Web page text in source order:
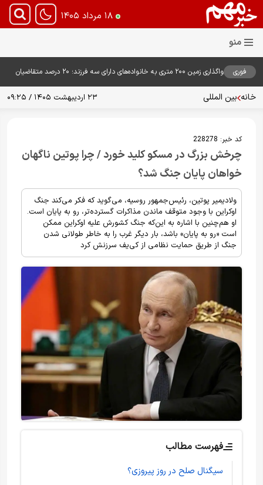
۱۸ مرداد ۱۴۰۵
فوری
واگذاری زمین ۲۰۰ متری به خانواده‌های دارای سه فرزند؛ ۲۰ درصد متقاضیان
خانه بین المللی ۲۳ اردیبهشت ۱۴۰۵ / ۰۹:۲۵
کد خبر: 228278
چرخش بزرگ در مسکو کلید خورد / چرا پوتین ناگهان
خواهان پایان جنگ شد؟
ولادیمیر پوتین، رئیس‌جمهور روسیه، می‌گوید که فکر می‌کند جنگ
اوکراین با وجود متوقف ماندن مذاکرات گسترده‌تر، رو به پایان است.
او هم‌چنین با اشاره به این‌که جنگ کشورش علیه اوکراین ممکن
است «رو به پایان» باشد، بار دیگر غرب را به خاطر طولانی شدن
جنگ از طریق حمایت نظامی از کی‌یف سرزنش کرد
فهرست مطالب
سیگنال صلح در روز پیروزی؟